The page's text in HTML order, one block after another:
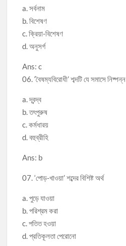
a. সর্বনাম
b. বিশেষণ
c. ক্রিয়া-বিশেষণ
d. অনুসর্গ
Ans: c
06. ‘বৈষম্যবিরোধী’ শব্দটি যে সমাসে নিষ্পন্ন
a. দ্বন্দ্ব
b. তৎপুরুষ
c. কর্মধারয়
d. বহুব্রীহি
Ans: b
07. ‘পোড়-খাওয়া’ শব্দের বিশিষ্ট অর্থ
a. পুড়ে যাওয়া
b. পরিশ্রম করা
c. পতিত হওয়া
d. প্রতিকূলতা পেরোনো